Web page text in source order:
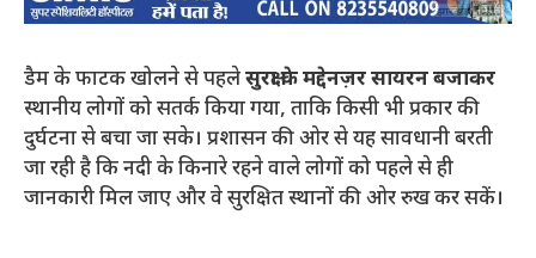
डैम के फाटक खोलने से पहलेसुरक्षा के मद्देनज़र सायरन बजाकर
स्थानीय लोगों को सतर्क किया गया, ताकि किसी भी प्रकार की
दुर्घटना से बचा जा सके। प्रशासन की ओर से यह सावधानी बरती
जा रही है कि नदी के किनारे रहने वाले लोगों को पहले से ही
जानकारी मिल जाए और वे सुरक्षित स्थानों की ओर रुख कर सकें।